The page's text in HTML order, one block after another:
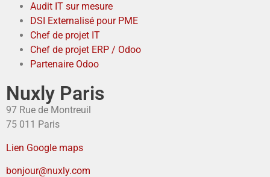
Audit IT sur mesure
DSI Externalisé pour PME
Chef de projet IT
Chef de projet ERP / Odoo
Partenaire Odoo
Nuxly Paris
97 Rue de Montreuil
75 011 Paris
Lien Google maps
bonjour@nuxly.com